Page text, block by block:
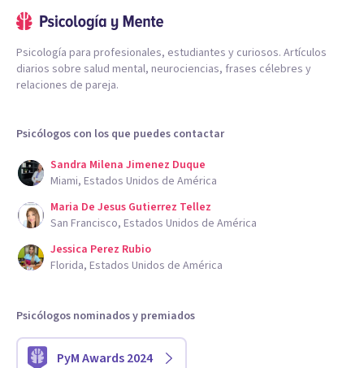
Psicología para profesionales, estudiantes y curiosos. Artículos
diarios sobre salud mental, neurociencias, frases célebres y
relaciones de pareja.
Psicólogos con los que puedes contactar
Sandra Milena Jimenez Duque
Miami, Estados Unidos de América
Maria De Jesus Gutierrez Tellez
San Francisco, Estados Unidos de América
Jessica Perez Rubio
Florida, Estados Unidos de América
Psicólogos nominados y premiados
PyM Awards 2024